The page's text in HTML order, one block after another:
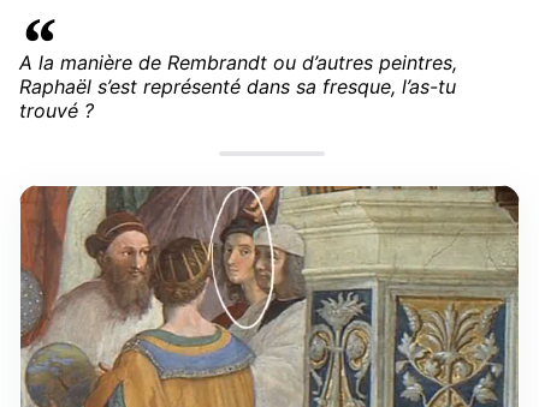
A la manière de Rembrandt ou d’autres peintres,
Raphaël s’est représenté dans sa fresque, l’as-tu
trouvé ?